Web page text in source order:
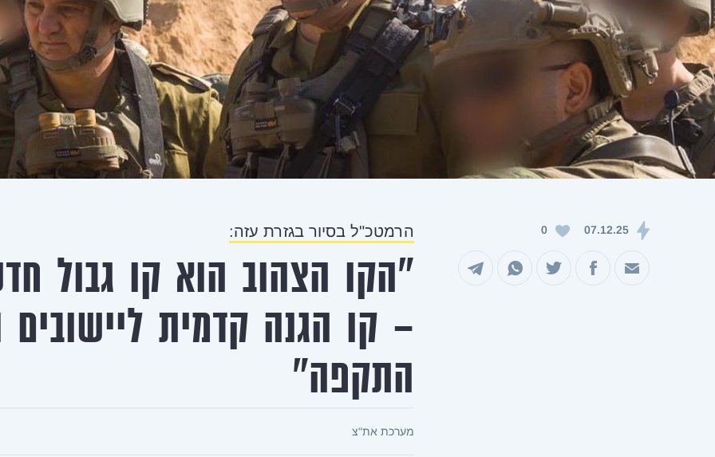
הרמטכ"ל בסיור בגזרת עזה:
שיתוף במיילשיתוף בפייסבוק
שיתוף בטוויטרשיתוף בוואטסאפ
שיתוף בטלגרם"הקו הצהוב הוא קו גבול
- קו הגנה קדמית ליישובים
התקפה"
07.12.25
0
מערכת את"צ